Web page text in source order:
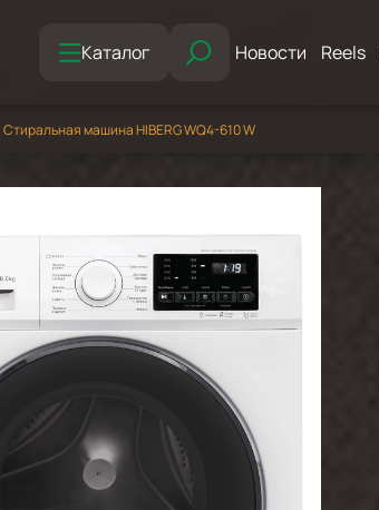
Каталог Новости Reels
Стиральная машина HIBERG WQ4-610 W